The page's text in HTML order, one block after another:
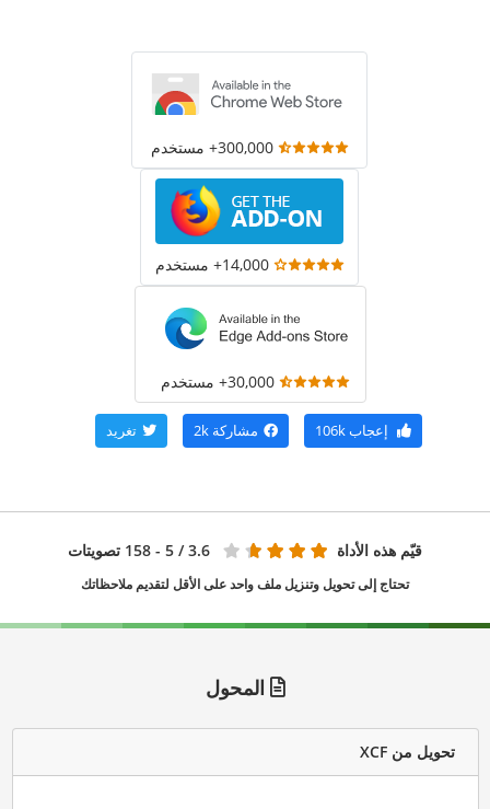
300,000+ مستخدم
14,000+ مستخدم
30,000+ مستخدم
إعجاب106k مشاركة 2k تغريد
قيّم هذه الأداة 3.6 / 5 - 158 تصويتات
تحتاج إلى تحويل وتنزيل ملف واحد على الأقل لتقديم ملاحظاتك
المحول
تحويل من XCF